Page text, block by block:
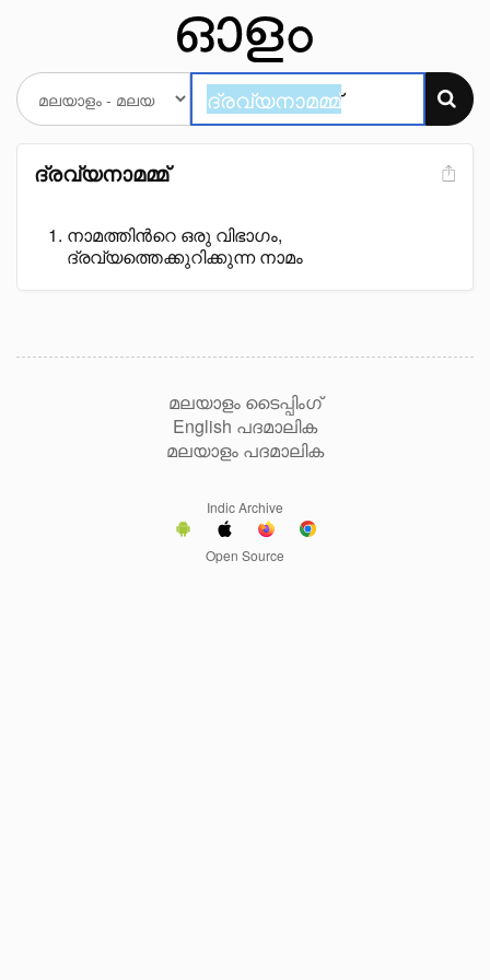
ദ്രവ്യനാമമ്മ്
നാമത്തിൻറെ ഒരു വിഭാഗം,
ദ്രവ്യത്തെക്കുറിക്കുന്ന നാമം
മലയാളം ടൈപ്പിംഗ്
English പദമാലിക
മലയാളം പദമാലിക
Indic Archive
Open Source